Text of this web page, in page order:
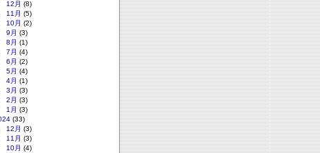
12月 (8)
11月 (5)
10月 (2)
9月 (3)
8月 (1)
7月 (4)
6月 (2)
5月 (4)
4月 (1)
3月 (3)
2月 (3)
1月 (3)
(33)
12月 (3)
11月 (3)
10月 (4)